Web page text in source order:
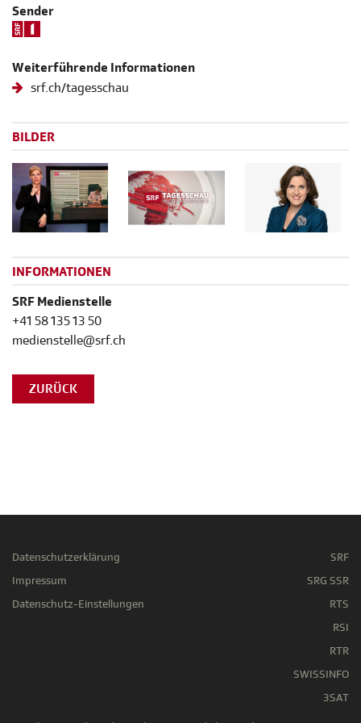
Sender
Weiterführende Informationen
srf.ch/tagesschau
BILDER
INFORMATIONEN
SRF Medienstelle
+41 58 135 13 50
medienstelle@srf.ch
ZURÜCK
Datenschutzerklärung
Impressum
Datenschutz-Einstellungen
SRF
SRG SSR
RTS
RSI
RTR
SWISSINFO
3SAT